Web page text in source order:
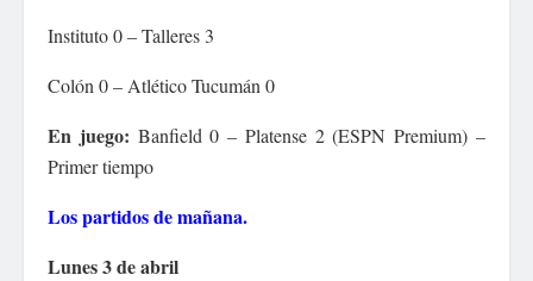
Instituto 0 – Talleres 3
Colón 0 – Atlético Tucumán 0
En juego: Banfield 0 – Platense 2 (ESPN Premium) –
Primer tiempo
Los partidos de mañana.
Lunes 3 de abril